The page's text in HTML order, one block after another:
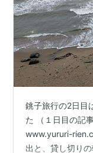
銚子旅行の2日目
た （１日目の記
www.yururi-
出と、貸し切り